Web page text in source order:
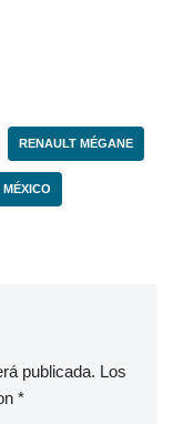
RENAULT MÉGANE
publicada. Los
*